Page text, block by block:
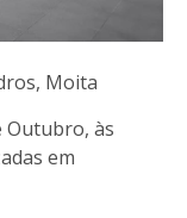
Moita
Outubro, às
em